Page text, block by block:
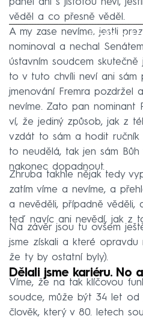
panel ani s jistotou neví,
věděl a co přesně věděl.
Failed
A my zase nevíme, jestli
nominoval a nechal
ústavním soudcem
to v tuto chvíli neví ani sám
jmenování Fremra pozdržel
nevíme. Zato pan nominant
ví, že jediný způsob, jak z
vzdát to sám a hodit ručník
to neudělá, tak jen sám
nakonec dopadnout.
Zhruba takhle nějak tedy
zatím víme a nevíme, a
a nevěděli, případně věděli,
teď navíc ani nevědí, jak z
Na závěr jsou tu ovšem
jsme získali a které opravdu
že ty by ostatní byly).
Dělali jsme kariéru. No
Víme, že na tak klíčovou
soudce, může být 34 let od
člověk, který v 80. letech